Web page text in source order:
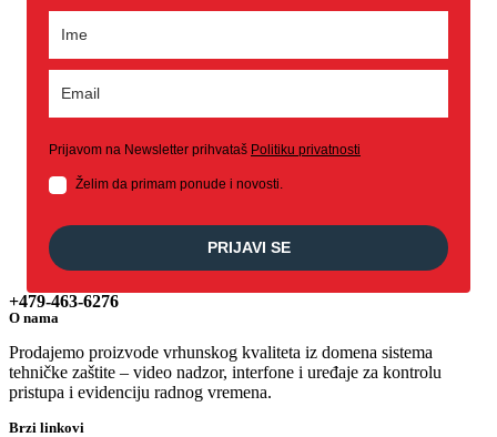
Prijavom na Newsletter prihvataš Politiku privatnosti
Želim da primam ponude i novosti.
PRIJAVI SE
+479-463-6276
O nama
Prodajemo proizvode vrhunskog kvaliteta iz domena sistema
tehničke zaštite – video nadzor, interfone i uređaje za kontrolu
pristupa i evidenciju radnog vremena.
Brzi linkovi